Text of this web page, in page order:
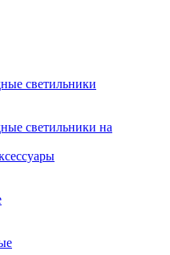
светильники
светильники на